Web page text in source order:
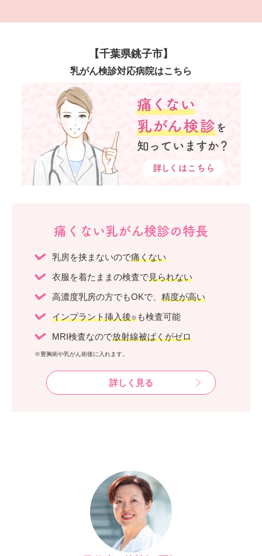
【千葉県銚子市】
乳がん検診対応病院はこちら
痛くない乳がん検診の特長
乳房を挟まないので痛くない
衣服を着たままの検査で見られない
高濃度乳房の方でもOKで、 精度が高い
インプラント挿入後※ も検査可能
MRI検査なので放射線被ばくがゼロ
※豊胸術や乳がん術後に入れます。
詳しく見る